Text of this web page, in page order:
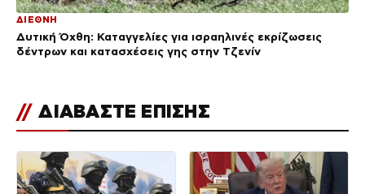
ΔΙΕΘΝΗ
Δυτική Όχθη: Καταγγελίες για ισραηλινές εκρίζωσεις
δέντρων και κατασχέσεις γης στην Τζενίν
// ΔΙΑΒΑΣΤΕ ΕΠΙΣΗΣ